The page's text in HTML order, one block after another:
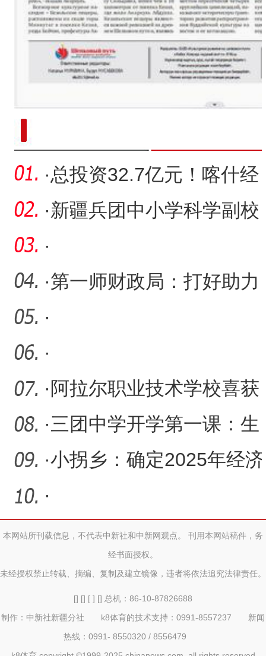
·总投资32.7亿元！喀什经
开区兵团分区15个项目集
中
·新疆兵团中小学科学副校
长配备率达100%
·
·第一师财政局：打好助力
中小企业发展“组合拳”
·
·
· 阿拉尔职业技术学校喜获
新疆职业院校技能大赛
（中
·三团中学开学第一课：生
命安全和消防安全并重
·小拐乡：确定2025年经济
社会发展10项重点任务
·
本网站所刊载信息，不代表中新社和中新网观点。 刊用本网站稿件，务
经书面授权。
未经授权禁止转载、摘编、复制及建立镜像，违者将依法追究法律责任。
[] [] [ ] [] 总机：86-10-87826688
制作：中新社新疆分社 k8体育的技术支持：0991-8557237 新闻
热线：0991- 8550320 / 8556479